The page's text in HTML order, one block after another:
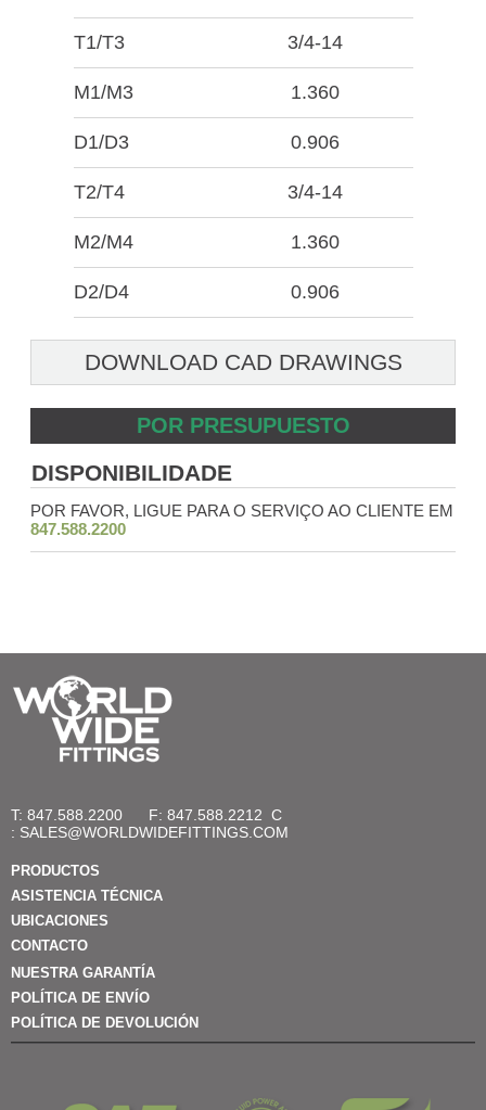
T1/T3 3/4-14
M1/M3 1.360
D1/D3 0.906
T2/T4 3/4-14
M2/M4 1.360
D2/D4 0.906
DOWNLOAD CAD DRAWINGS
POR PRESUPUESTO
DISPONIBILIDADE
POR FAVOR, LIGUE PARA O SERVIÇO AO CLIENTE EM
847.588.2200
T: 847.588.2200 F: 847.588.2212 C
: SALES@WORLDWIDEFITTINGS.COM
PRODUCTOS
ASISTENCIA TÉCNICA
UBICACIONES
CONTACTO
NUESTRA GARANTÍA
POLÍTICA DE ENVÍO
POLÍTICA DE DEVOLUCIÓN